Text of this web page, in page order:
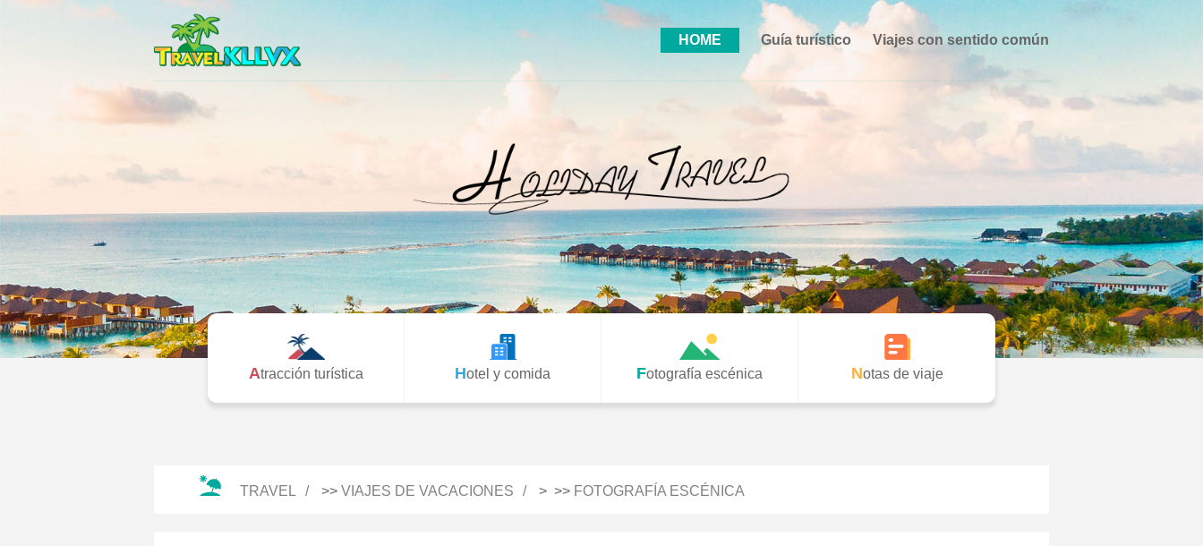
HOME Guía turístico Viajes con sentido común
Atracción turística Hotel y comida Fotografía escénica Notas de viaje
TRAVEL >> VIAJES DE VACACIONES > >> FOTOGRAFÍA ESCÉNICA